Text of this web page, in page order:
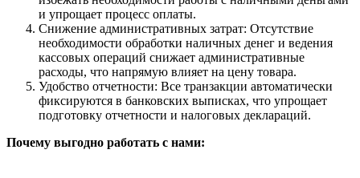
и упрощает процесс оплаты.
Снижение административных затрат: Отсутствие
необходимости обработки наличных денег и ведения
кассовых операций снижает административные
расходы, что напрямую влияет на цену товара.
Удобство отчетности: Все транзакции автоматически
фиксируются в банковских выписках, что упрощает
подготовку отчетности и налоговых деклараций.
Почему выгодно работать с нами: